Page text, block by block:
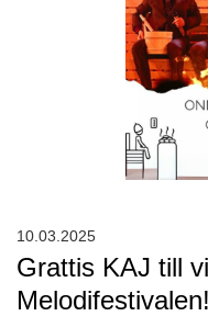
Grattis KAJ till
Melodifestivalen!
10.03.2025